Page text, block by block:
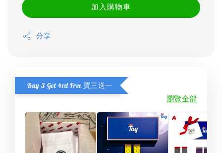
加入購物車
分享
Buy 3 Get 4rd Free 買三送一
瀏覽全部